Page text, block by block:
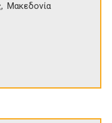
Μακεδονία